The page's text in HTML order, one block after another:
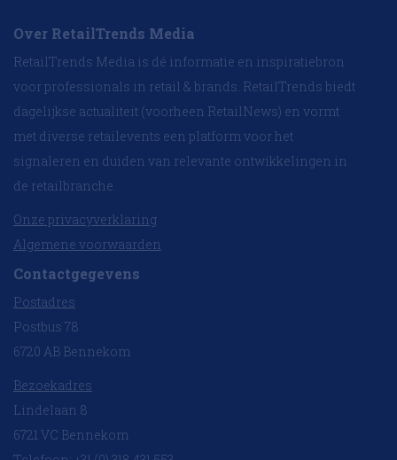
Over RetailTrends Media
RetailTrends Media is dé informatie en inspiratiebron
voor professionals in retail & brands. RetailTrends biedt
dagelijkse actualiteit (voorheen RetailNews) en vormt
met diverse retailevents een platform voor het
signaleren en duiden van relevante ontwikkelingen in
de retailbranche.
Onze privacyverklaring
Algemene voorwaarden
Contactgegevens
Postadres
Postbus 78
6720 AB Bennekom
Bezoekadres
Lindelaan 8
6721 VC Bennekom